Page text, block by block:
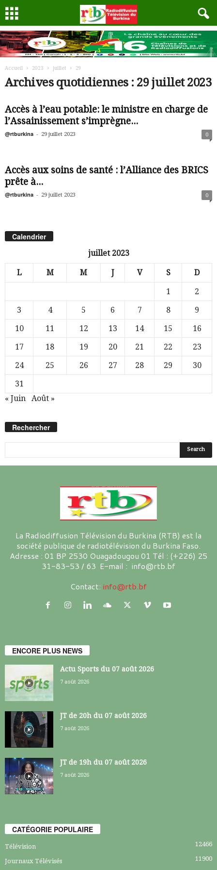
Accueil 2023 juillet 29
Archives quotidiennes : 29 juillet 2023
Accès à l’eau potable: le ministre en charge de
l’Assainissement s’imprègne...
@rtburkina - 29 juillet 2023 0
Accès aux soins de santé : l’Alliance des BRICS
prête à...
@rtburkina - 29 juillet 2023 0
Calendrier
juillet 2023
L M M J V S D
1
2
3
4 5 6 7 8
9
10
11 12 13 14 15
16
17
18 19 20 21 22
23
24
25 26 27 28 29
30
31
« Juin
Août »
Rechercher
La Radiodiffusion Télévision du Burkina (RTB) est la
société publique de radiotélévision du Burkina Faso.
Adresse : 01 BP 2530 Ouagadougou 01 Tél : (+226) 25
31-83-53 / 63 E-mail : info@rtb.bf
Contact: info@rtb.bf
ENCORE PLUS NEWS
Actu Sports du 07 août 2026
7 août 2026
JT de 20h du 07 août 2026
7 août 2026
JT de 19h du 07 août 2026
7 août 2026
CATÉGORIE POPULAIRE
Télévision 12466
Journaux Télévisés
11900